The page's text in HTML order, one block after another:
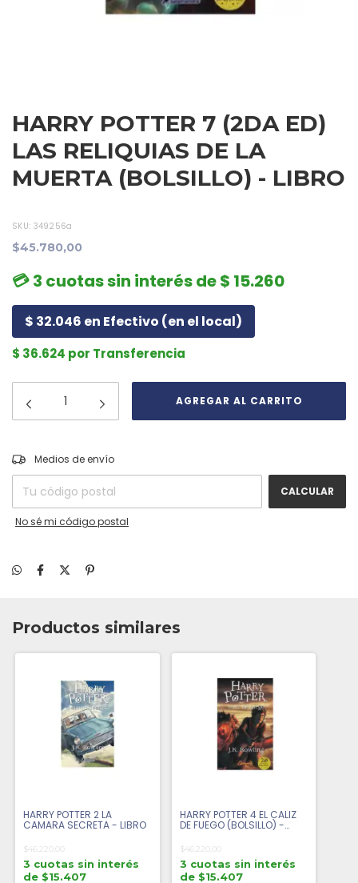
HARRY POTTER 7 (2DA ED)
LAS RELIQUIAS DE LA
MUERTA (BOLSILLO) - LIBRO
SKU: 349256a
$45.780,00
💳 3 cuotas sin interés de $ 15.260
$ 32.046 en Efectivo (en el local)
$ 36.624 por Transferencia
Entregas para el CP:
Medios de envío
CALCULAR
No sé mi código postal
Productos similares
HARRY POTTER 2 LA
CAMARA SECRETA - LIBRO
$46.220,00
3 cuotas sin interés
de $15.407
HARRY POTTER 4 EL CALIZ
DE FUEGO (BOLSILLO) -
$46.220,00
3 cuotas sin interés
de $15.407